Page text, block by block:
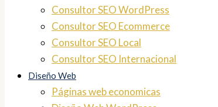
Consultor SEO WordPress
Consultor SEO Ecommerce
Consultor SEO Local
Consultor SEO Internacional
Diseño Web
Páginas web economicas